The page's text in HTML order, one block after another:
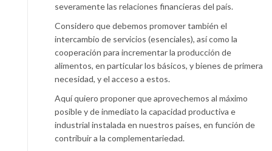
severamente las relaciones financieras del país.
Considero que debemos promover también el
intercambio de servicios (esenciales), así como la
cooperación para incrementar la producción de
alimentos, en particular los básicos, y bienes de primera
necesidad, y el acceso a estos.
Aquí quiero proponer que aprovechemos al máximo
posible y de inmediato la capacidad productiva e
industrial instalada en nuestros países, en función de
contribuir a la complementariedad.